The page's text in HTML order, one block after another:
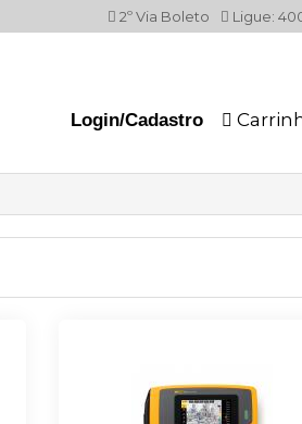
Ligue:
2º Via Boleto
Login/Cadastro